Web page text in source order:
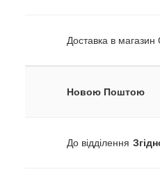
Доставка в
Новою Поштою
До відділення